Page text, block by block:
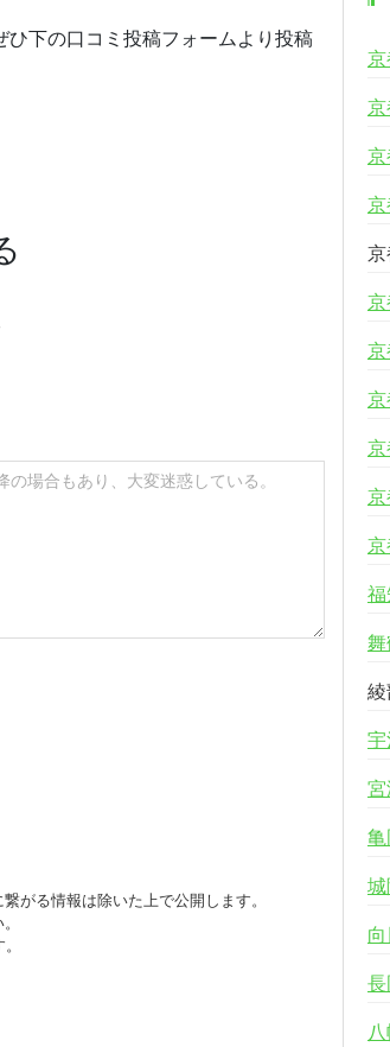
下の口コミ投稿フォームより投稿
がる情報は除いた上で公開します。